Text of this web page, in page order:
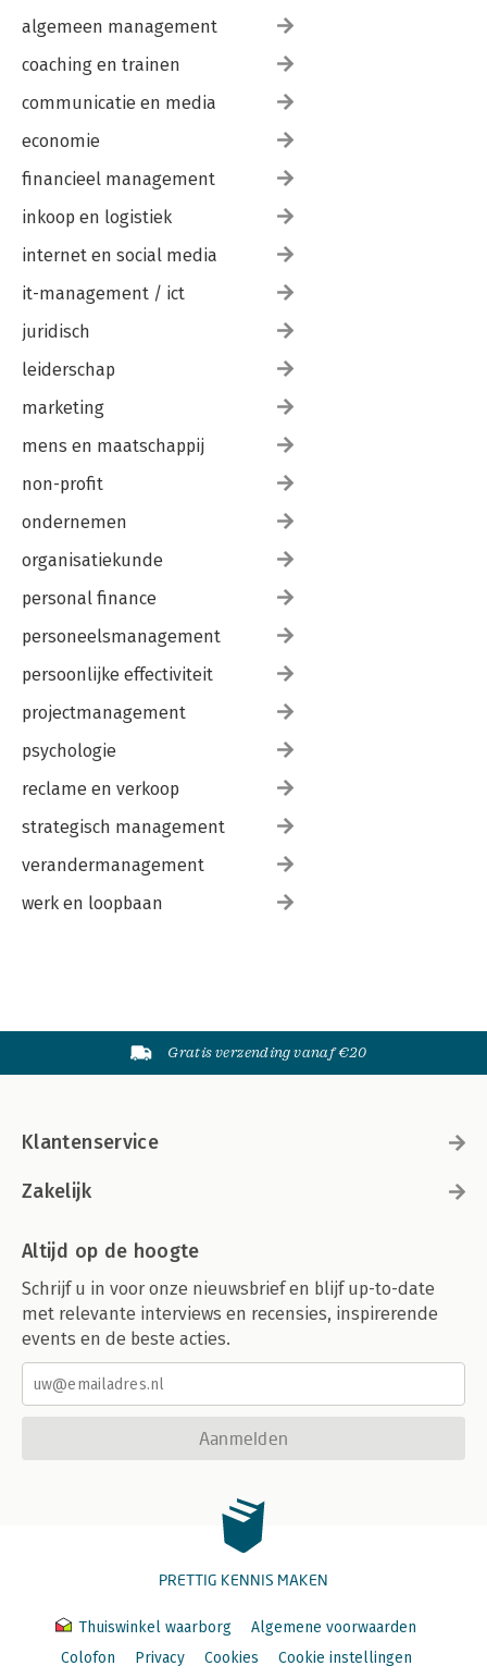
algemeen management
coaching en trainen
communicatie en media
economie
financieel management
inkoop en logistiek
internet en social media
it-management / ict
juridisch
leiderschap
marketing
mens en maatschappij
non-profit
ondernemen
organisatiekunde
personal finance
personeelsmanagement
persoonlijke effectiviteit
projectmanagement
psychologie
reclame en verkoop
strategisch management
verandermanagement
werk en loopbaan
Gratis verzending vanaf €20
Klantenservice
Zakelijk
Altijd op de hoogte
Schrijf u in voor onze nieuwsbrief en blijf up-to-date
met relevante interviews en recensies, inspirerende
events en de beste acties.
Aanmelden
PRETTIG KENNIS MAKEN
Thuiswinkel waarborg
Algemene voorwaarden
Colofon
Privacy Cookies Cookie instellingen